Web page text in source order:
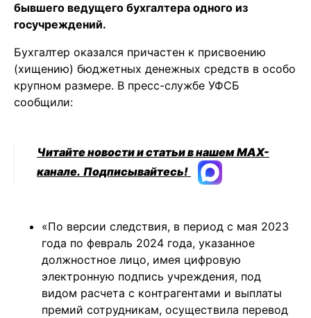
бывшего ведущего бухгалтера одного из
госучреждений.
Бухгалтер оказался причастен к присвоению
(хищению) бюджетных денежных средств в особо
крупном размере. В пресс-службе УФСБ
сообщили:
Читайте новости и статьи в нашем MAX-
канале. Подписывайтесь!
«По версии следствия, в период с мая 2023
года по февраль 2024 года, указанное
должностное лицо, имея цифровую
электронную подпись учреждения, под
видом расчета с контрагентами и выплаты
премий сотрудникам, осуществила перевод